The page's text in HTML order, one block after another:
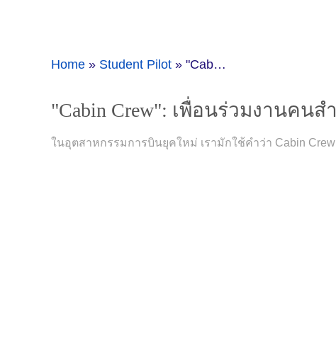
Home » Student Pilot » "Cabin Crew": เพื่อนร่วมงานคนสำคัญ ที่นักบินต้องเชื่อใจ
"Cabin Crew": เพื่อนร่วมงานคน
ในอุตสาหกรรมการบินยุคใหม่ เรามักใช้คำว่า Cabin